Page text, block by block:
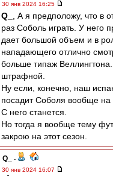
30 янв 2024 16:25
Q_
, А я предположу, что в
раз Соболь играть. У него
дает большой объем и в
нападающего отлично
больше типаж
штрафной.
Ну если, конечно, наш
посадит Соболя вообще на
С него станется.
Но тогда я вообще тему
закрою на этот сезон.
Q_
-
30 янв 2024 16:07